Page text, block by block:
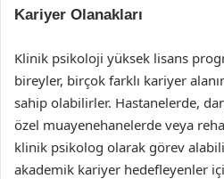
Kariyer Olanakları
Klinik psikoloji yüksek lisans
bireyler, birçok farklı kariyer
sahip olabilirler. Hastanelerde,
özel muayenehanelerde veya
klinik psikolog olarak görev
akademik kariyer hedefleyenler